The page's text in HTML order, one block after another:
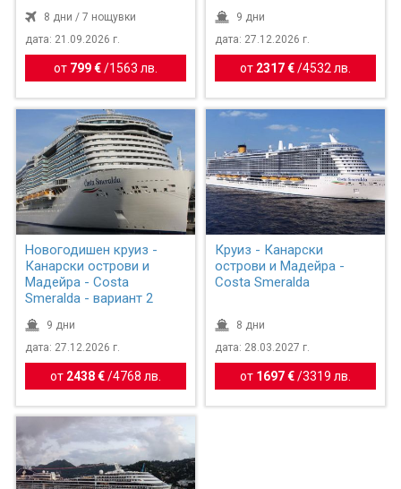
8 дни / 7 нощувки
дата: 21.09.2026 г.
от 799 € / 1563 лв.
9 дни
дата: 27.12.2026 г.
от 2317 €/4532 лв.
Новогодишен круиз -
Канарски острови и
Мадейра - Costa
Smeralda - вариант 2
9 дни
дата: 27.12.2026 г.
от 2438 € /4768 лв.
Круиз - Канарски
острови и Мадейра -
Costa Smeralda
8 дни
дата: 28.03.2027 г.
от 1697 €/3319 лв.